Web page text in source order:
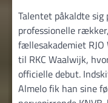
Talentet påkaldte
professionelle
fællesakademiet
til RKC Waalwijk,
officielle debut.
Almelo fik han sine